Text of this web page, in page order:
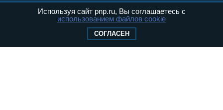
связи, информационных технологий и
массовых коммуникаций (Роскомнадзор) 05
Свидетельство о регистрации Эл № ФС77-
Используя сайт pnp.ru, Вы соглашаетесь с
использованием файлов cookie
СОГЛАСЕН